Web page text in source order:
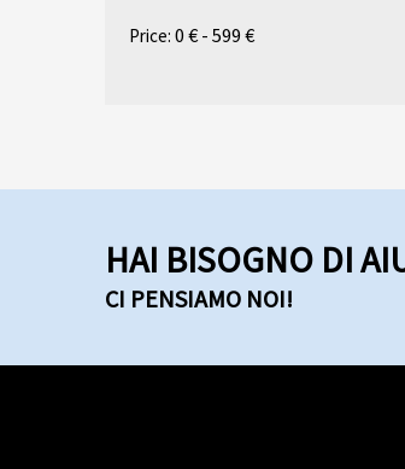
Price: 0 € - 599 €
HAI BISOGNO DI
CI PENSIAMO NOI!